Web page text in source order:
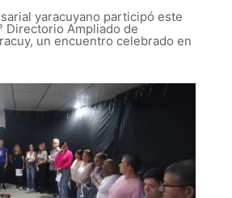
yaracuyano participó este
Directorio Ampliado de
un encuentro celebrado en